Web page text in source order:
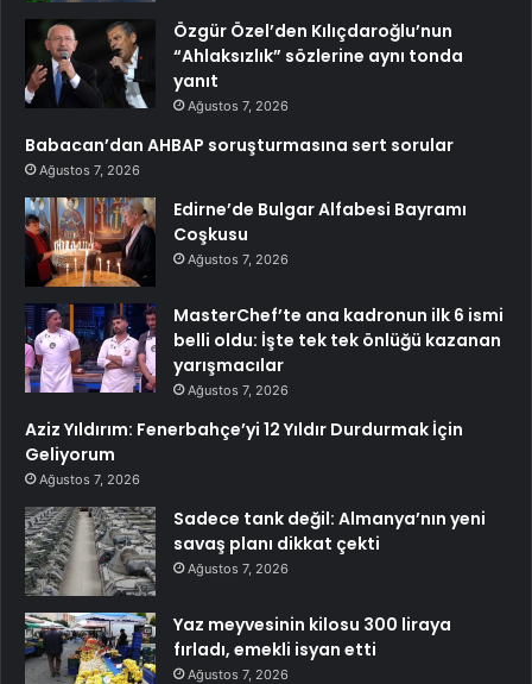
Özgür Özel’den Kılıçdaroğlu’nun
“Ahlaksızlık” sözlerine aynı tonda
yanıt
Ağustos 7, 2026
Babacan’dan AHBAP soruşturmasına sert sorular
Ağustos 7, 2026
Edirne’de Bulgar Alfabesi Bayramı
Coşkusu
Ağustos 7, 2026
MasterChef’te ana kadronun ilk 6 ismi
belli oldu: İşte tek tek önlüğü kazanan
yarışmacılar
Ağustos 7, 2026
Aziz Yıldırım: Fenerbahçe’yi 12 Yıldır Durdurmak İçin
Geliyorum
Ağustos 7, 2026
Sadece tank değil: Almanya’nın yeni
savaş planı dikkat çekti
Ağustos 7, 2026
Yaz meyvesinin kilosu 300 liraya
fırladı, emekli isyan etti
Ağustos 7, 2026